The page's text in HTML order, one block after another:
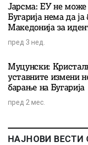
Јарсма: ЕУ не може
Бугарија нема да ја
Македонија за
пред 3 нед.
Муцунски:
уставните измени
барање на Бугарија
пред 2 мес.
НАЈНОВИ ВЕСТИ